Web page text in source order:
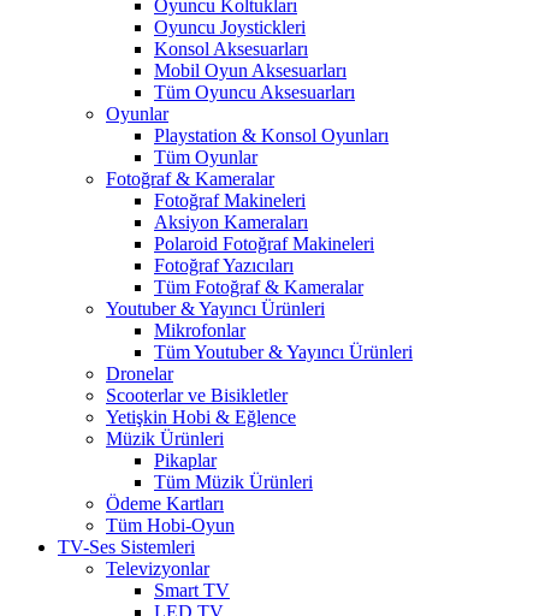
Oyuncu Koltukları
Oyuncu Joystickleri
Konsol Aksesuarları
Mobil Oyun Aksesuarları
Tüm Oyuncu Aksesuarları
Oyunlar
Playstation & Konsol Oyunları
Tüm Oyunlar
Fotoğraf & Kameralar
Fotoğraf Makineleri
Aksiyon Kameraları
Polaroid Fotoğraf Makineleri
Fotoğraf Yazıcıları
Tüm Fotoğraf & Kameralar
Youtuber & Yayıncı Ürünleri
Mikrofonlar
Tüm Youtuber & Yayıncı Ürünleri
Dronelar
Scooterlar ve Bisikletler
Yetişkin Hobi & Eğlence
Müzik Ürünleri
Pikaplar
Tüm Müzik Ürünleri
Ödeme Kartları
Tüm Hobi-Oyun
TV-Ses Sistemleri
Televizyonlar
Smart TV
LED TV